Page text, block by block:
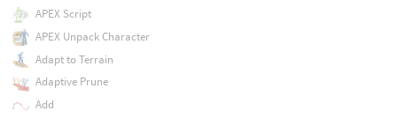
APEX Script
APEX Unpack Character
Adapt to Terrain
Adaptive Prune
Add